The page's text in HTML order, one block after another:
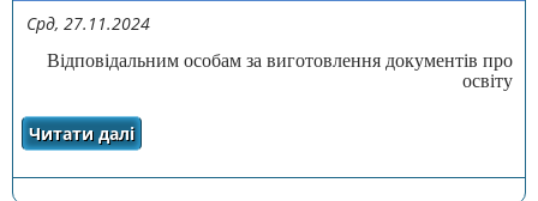
Срд, 27.11.2024
Відповідальним особам за виготовлення документів про
освіту
Читати далі